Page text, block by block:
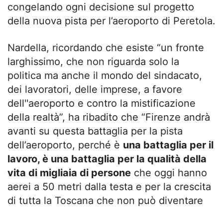
congelando ogni decisione sul progetto
della nuova pista per l’aeroporto di Peretola.
Nardella, ricordando che esiste “un fronte
larghissimo, che non riguarda solo la
politica ma anche il mondo del sindacato,
dei lavoratori, delle imprese, a favore
dell''aeroporto e contro la mistificazione
della realtà”, ha ribadito che “Firenze andrà
avanti su questa battaglia per la pista
dell’aeroporto, perché è una battaglia per il
lavoro, è una battaglia per la qualità della
vita di migliaia di persone che oggi hanno
aerei a 50 metri dalla testa e per la crescita
di tutta la Toscana che non può diventare